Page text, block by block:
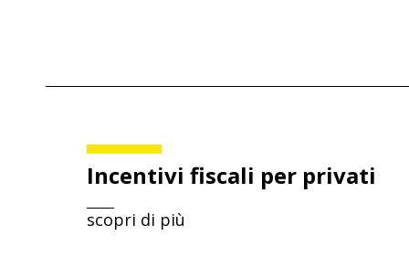
Incentivi fiscali per privati
scopri di più